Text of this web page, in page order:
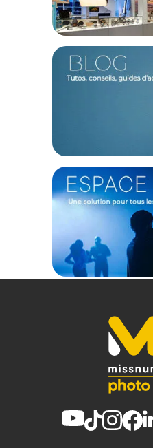
cages à dégagement rapide
Accessoires vidéo - Achat et
(1) Nombre de points Fidélité
sur le prix TTC en €, les points